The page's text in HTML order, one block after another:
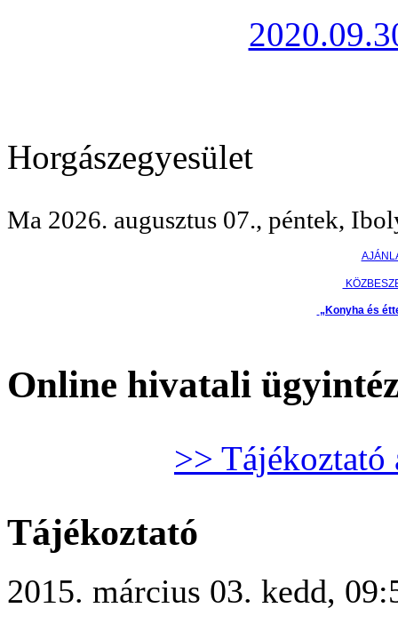
Horgászegyesület
Ma 2026. augusztus 07., péntek,
„Konyha és
Online hivatali
>> Tájékoztató
Tájékoztató
2015. március 03. kedd,